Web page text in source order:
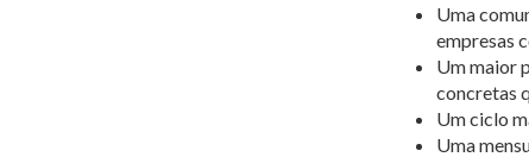
Uma
empresas
Um maior
concretas
Um ciclo
Uma